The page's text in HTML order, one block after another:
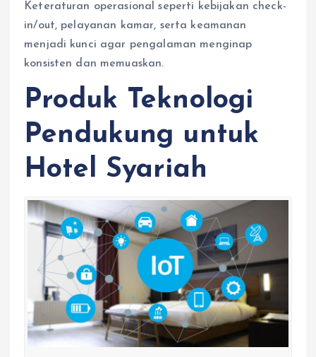
Keteraturan operasional seperti kebijakan check-
in/out, pelayanan kamar, serta keamanan
menjadi kunci agar pengalaman menginap
konsisten dan memuaskan.
Produk Teknologi
Pendukung untuk
Hotel Syariah